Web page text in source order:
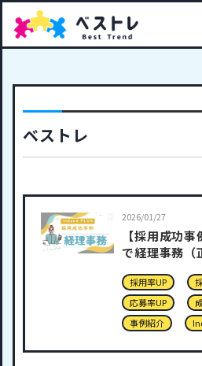
ベストレ
2026/01/27
【採用成功
で経理事務（
名採用率UP
応募率UP
事例紹介